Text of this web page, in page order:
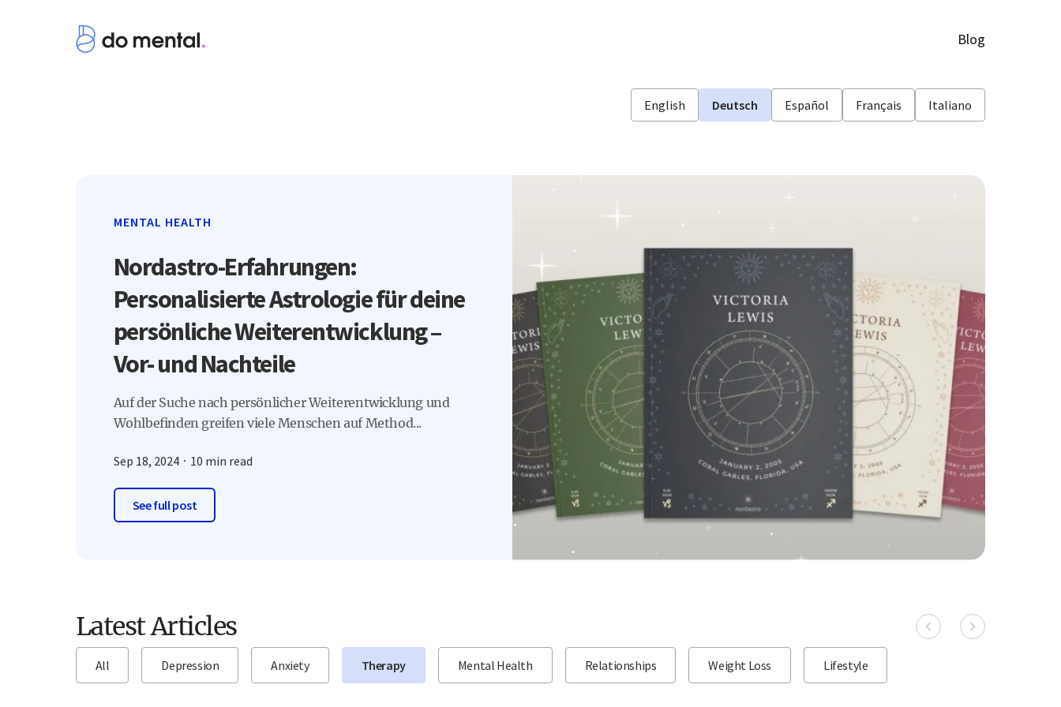
Blog
English Deutsch Español Français Italiano
MENTAL HEALTH
Nordastro-Erfahrungen:
Personalisierte Astrologie für deine
persönliche Weiterentwicklung –
Vor- und Nachteile
Auf der Suche nach persönlicher Weiterentwicklung und
Wohlbefinden greifen viele Menschen auf Method...
Sep 18, 2024 10 min read
See full post
Latest Articles
All Depression Anxiety Therapy Mental Health Relationships Weight Loss Lifestyle